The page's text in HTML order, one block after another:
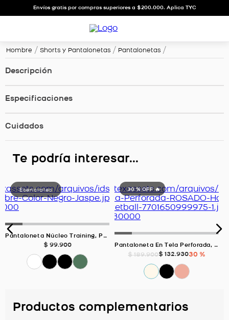
Envíos gratis por compras superiores a $200.000. Aplica TYC
Hombre Shorts y Pantalonetas Pantalonetas
Descripción
Especificaciones
Cuidados
Te podría interesar...
Pantaloneta Núcleo Training, Para Hombre Color Negro/Jaspe
$ 99.900
30 % OFF 🔥
Pantaloneta En Tela Perforada, Color ROSADO Para Hombre
$ 189.900$ 132.93030 %
Productos complementarios